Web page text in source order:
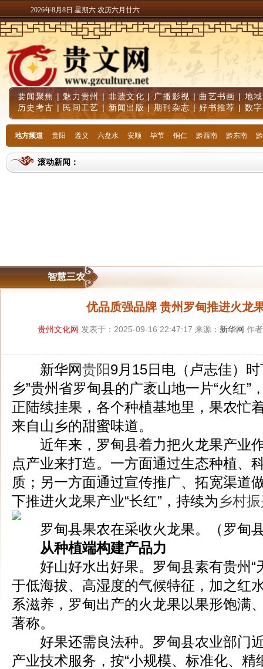
2026年8月8日 星期六 农历六月廿六
要闻聚焦| 魅力贵州|非遗文化 |广播影视 | 曲艺书画 | 地
历史考古 | 民间工艺 | 新闻出版|期刊杂志 |好书推荐 | 数
地方频道 贵阳 遵义 六盘水 安顺 毕节 铜仁 黔西南 黔东南
滚动新闻：
智慧三农
优品质强品牌 贵州罗甸推进火龙
贵州文化网 发表于：2025-09-16 22:47:17 来源： 新华网 作
新华网贵阳9月15日电（卢志佳）
乡”贵州省罗甸县的广袤山地一片“火红”
正陆续挂果，各个种植基地里，果农忙
来自山乡的甜蜜味道。
近年来，罗甸县着力把火龙果产业
点产业来打造。一方面通过生态种植、
质；另一方面通过宣传推广、拓宽渠道
下推进火龙果产业“长红”，持续为乡村
罗甸县果农在采收火龙果。（罗甸
从种植端构建产品力
好山好水出好果。罗甸县素有贵州“
于低海拔、高湿度的气候特征，加之红
系滋养，罗甸出产的火龙果以果形饱满
著称。
好果还需良法种。罗甸县农业部门
产业技术服务，按“小规模、标准化、精